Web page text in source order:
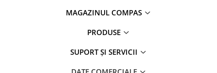
Parenting și educație
MAGAZINUL COMPAS
PRODUSE
SUPORT ȘI SERVICII